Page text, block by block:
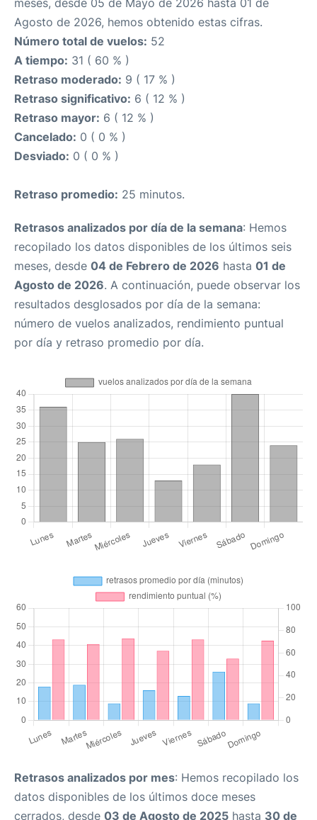
meses, desde 05 de Mayo de 2026 hasta 01 de
Agosto de 2026, hemos obtenido estas cifras.
Número total de vuelos: 52
A tiempo: 31 ( 60 % )
Retraso moderado: 9 ( 17 % )
Retraso significativo: 6 ( 12 % )
Retraso mayor: 6 ( 12 % )
Cancelado: 0 ( 0 % )
Desviado: 0 ( 0 % )
Retraso promedio: 25 minutos.
Retrasos analizados por día de la semana: Hemos
recopilado los datos disponibles de los últimos seis
meses, desde 04 de Febrero de 2026 hasta 01 de
Agosto de 2026. A continuación, puede observar los
resultados desglosados por día de la semana:
número de vuelos analizados, rendimiento puntual
por día y retraso promedio por día.
Retrasos analizados por mes: Hemos recopilado los
datos disponibles de los últimos doce meses
cerrados, desde 03 de Agosto de 2025 hasta 30 de